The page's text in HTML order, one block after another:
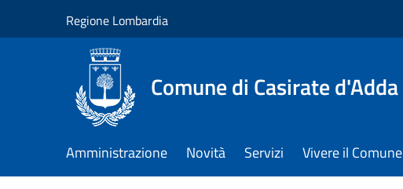
Regione Lombardia
Comune di Casirate d'Adda
Amministrazione Novità Servizi Vivere il Comune